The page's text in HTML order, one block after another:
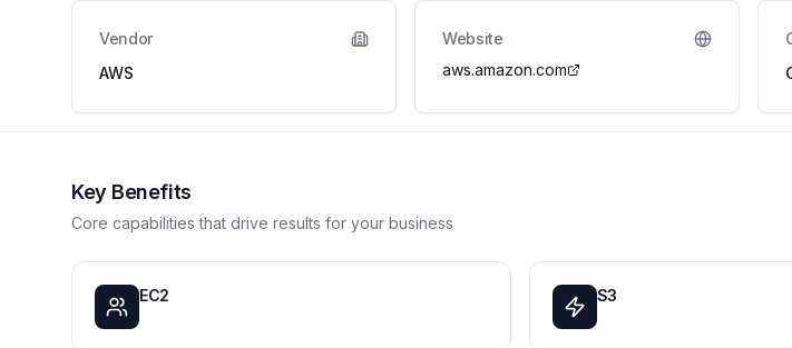
Vendor
AWS
Website
aws.amazon.com
Key Benefits
Core capabilities that drive results for your business
EC2 S3